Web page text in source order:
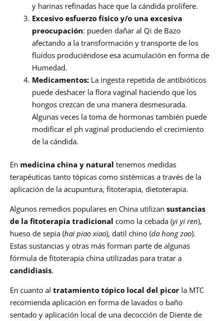
y harinas refinadas hace que la cándida prolifere.
Excesivo esfuerzo físico y/o una excesiva
preocupación: pueden dañar al Qi de Bazo
afectando a la transformación y transporte de los
fluidos produciéndose esa acumulación en forma de
Humedad.
Medicamentos: La ingesta repetida de antibióticos
puede deshacer la flora vaginal haciendo que los
hongos crezcan de una manera desmesurada.
Algunas veces la toma de hormonas también puede
modificar el ph vaginal produciendo el crecimiento
de la cándida.
En medicina china y natural tenemos medidas
terapéuticas tanto tópicas como sistémicas a través de la
aplicación de la acupuntura, fitoterapia, dietoterapia.
Algunos remedios populares en China utilizan sustancias
de la fitoterapia tradicional como la cebada (yi yi ren),
hueso de sepia (hai piao xiao), datil chino (da hong zao).
Estas sustancias y otras más forman parte de algunas
fórmula de fitoterapia china utilizadas para tratar a
candidiasis.
En cuanto al tratamiento tópico local del picor la MTC
recomienda aplicación en forma de lavados o baño
sentado y aplicación local de una decocción de Diente de